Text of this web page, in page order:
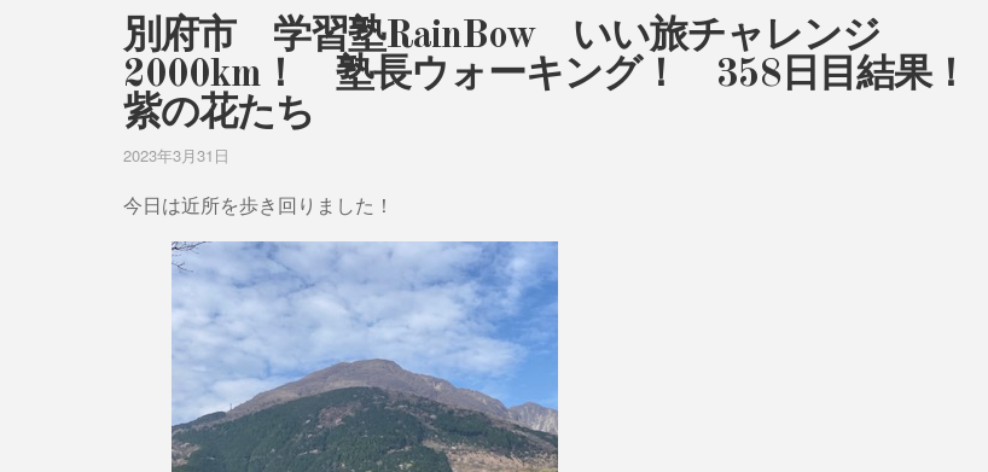
別府市 学習塾RainBow いい旅チャレンジ
2000km！ 塾長ウォーキング！ 358日目結果！
紫の花たち
2023年3月31日
今日は近所を歩き回りました！